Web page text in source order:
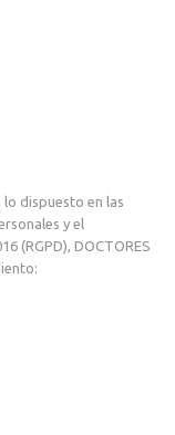
lo dispuesto en las
y el
(RGPD), DOCTORES